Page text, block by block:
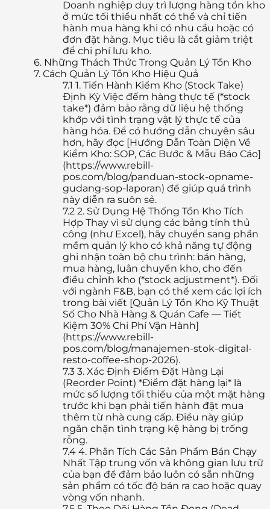
Doanh nghiệp duy trì lượng hàng tồn kho
ở mức tối thiểu nhất có thể và chỉ tiến
hành mua hàng khi có nhu cầu hoặc có
đơn đặt hàng. Mục tiêu là cắt giảm triệt
để chi phí lưu kho.
6. Những Thách Thức Trong Quản Lý Tồn Kho
7. Cách Quản Lý Tồn Kho Hiệu Quả
7.1 1. Tiến Hành Kiểm Kho (Stock Take)
Định Kỳ Việc đếm hàng thực tế (*stock
take*) đảm bảo rằng dữ liệu hệ thống
khớp với tình trạng vật lý thực tế của
hàng hóa. Để có hướng dẫn chuyên sâu
hơn, hãy đọc [Hướng Dẫn Toàn Diện Về
Kiểm Kho: SOP, Các Bước & Mẫu Báo Cáo]
(https://www.rebill-
pos.com/blog/panduan-stock-opname-
gudang-sop-laporan) để giúp quá trình
này diễn ra suôn sẻ.
7.2 2. Sử Dụng Hệ Thống Tồn Kho Tích
Hợp Thay vì sử dụng các bảng tính thủ
công (như Excel), hãy chuyển sang phần
mềm quản lý kho có khả năng tự động
ghi nhận toàn bộ chu trình: bán hàng,
mua hàng, luân chuyển kho, cho đến
điều chỉnh kho (*stock adjustment*). Đối
với ngành F&B, bạn có thể xem các lợi ích
trong bài viết [Quản Lý Tồn Kho Kỹ Thuật
Số Cho Nhà Hàng & Quán Cafe — Tiết
Kiệm 30% Chi Phí Vận Hành]
(https://www.rebill-
pos.com/blog/manajemen-stok-digital-
resto-coffee-shop-2026).
7.3 3. Xác Định Điểm Đặt Hàng Lại
(Reorder Point) *Điểm đặt hàng lại* là
mức số lượng tối thiểu của một mặt hàng
trước khi bạn phải tiến hành đặt mua
thêm từ nhà cung cấp. Điều này giúp
ngăn chặn tình trạng kệ hàng bị trống
rỗng.
7.4 4. Phân Tích Các Sản Phẩm Bán Chạy
Nhất Tập trung vốn và không gian lưu trữ
của bạn để đảm bảo luôn có sẵn những
sản phẩm có tốc độ bán ra cao hoặc quay
vòng vốn nhanh.